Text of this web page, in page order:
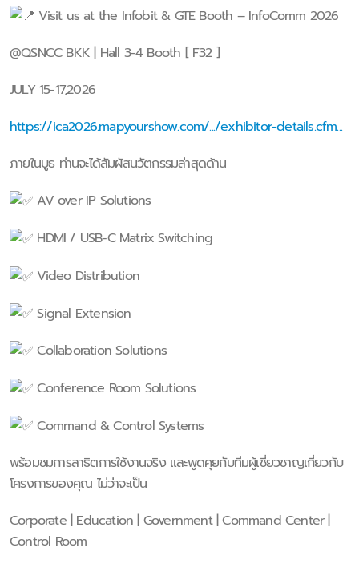
Visit us at the Infobit & GTE Booth – InfoComm 2026
@QSNCC BKK | Hall 3-4 Booth [ F32 ]
JULY 15-17,2026
https://ica2026.mapyourshow.com/.../exhibitor-details.cfm...
ภายในบูธ ท่านจะได้สัมผัสนวัตกรรมล่าสุดด้าน
AV over IP Solutions
HDMI / USB-C Matrix Switching
Video Distribution
Signal Extension
Collaboration Solutions
Conference Room Solutions
Command & Control Systems
พร้อมชมการสาธิตการใช้งานจริง และพูดคุยกับทีมผู้เชี่ยวชาญเกี่ยวกับ
โครงการของคุณ ไม่ว่าจะเป็น
Corporate | Education | Government | Command Center |
Control Room